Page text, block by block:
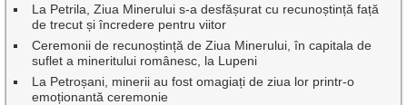
La Petrila, Ziua Minerului s-a desfășurat cu recunoștință față
de trecut și încredere pentru viitor
Ceremonii de recunoștință de Ziua Minerului, în capitala de
suflet a mineritului românesc, la Lupeni
La Petroșani, minerii au fost omagiați de ziua lor printr-o
emoționantă ceremonie